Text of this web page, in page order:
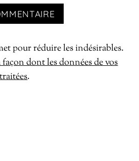
pour réduire les indésirables.
dont les données de vos
.